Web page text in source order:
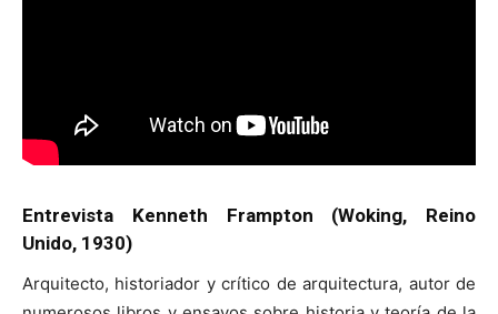
Entrevista Kenneth Frampton (Woking, Reino
Unido, 1930)
Arquitecto, historiador y crítico de arquitectura, autor de